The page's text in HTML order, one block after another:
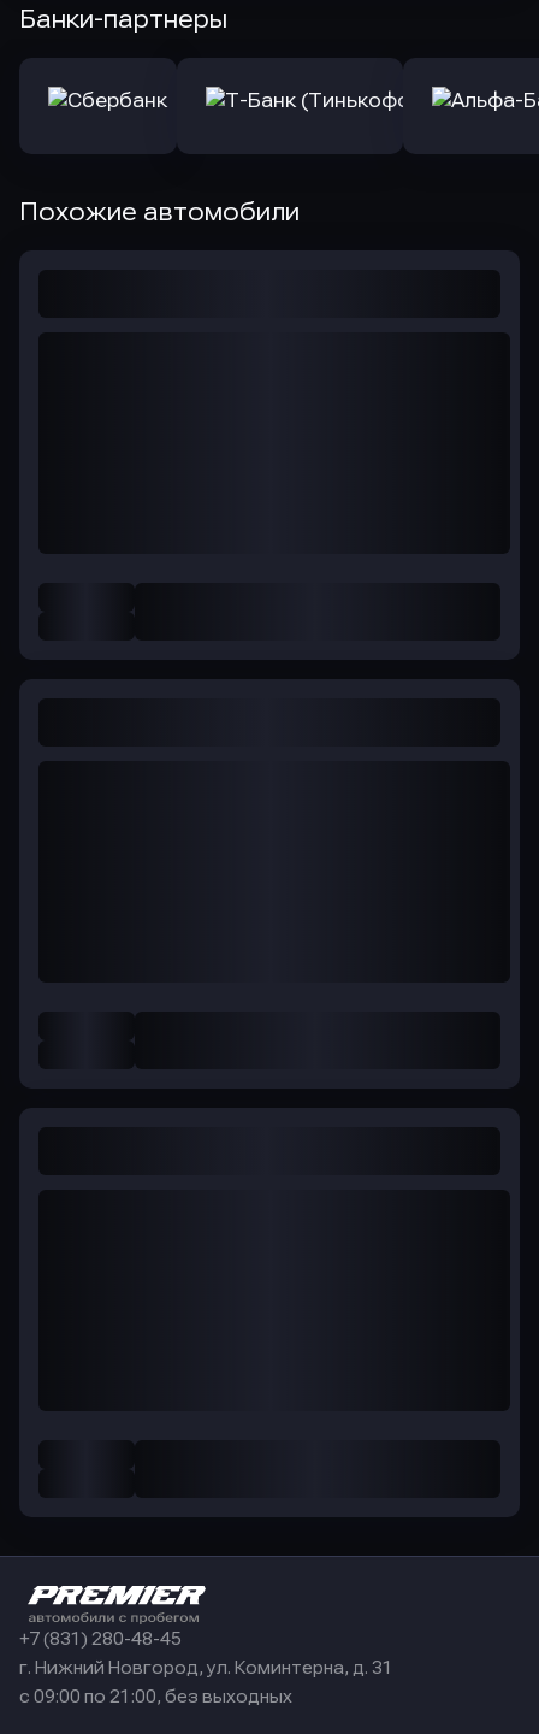
Банки-партнеры
Похожие автомобили
+7 (831) 280-48-45
г. Нижний Новгород, ул. Коминтерна, д. 31
с 09:00 по 21:00, без выходных